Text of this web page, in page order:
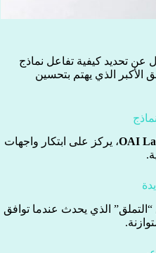
عن تحديد كيفية تفاعل نماذج
الأكبر الذي يهتم بتحسين
OAI، يركز على ابتكار واجهات
الذي يحدث عندما توافق